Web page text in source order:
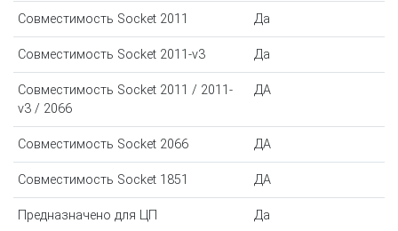
Совместимость Socket 2011 Да
Совместимость Socket 2011-v3 Да
Совместимость Socket 2011 / 2011-
v3 / 2066
ДА
Совместимость Socket 2066 ДА
Совместимость Socket 1851 ДА
Предназначено для ЦП Да